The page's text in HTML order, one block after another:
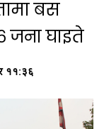
बस
जना घाइते
११:३६